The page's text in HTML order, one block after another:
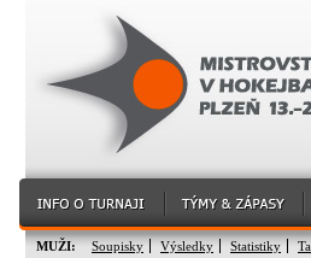
MUŽI: Soupisky Výsledky Statistiky